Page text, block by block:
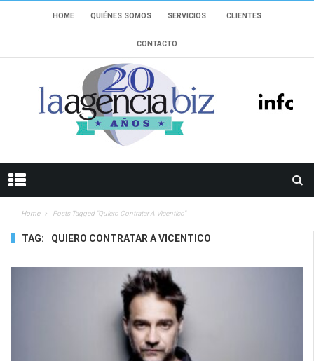
HOME QUIÉNES SOMOS SERVICIOS CLIENTES
CONTACTO
Home Posts Tagged "quiero Contratar A Vicentico"
TAG: QUIERO CONTRATAR A VICENTICO